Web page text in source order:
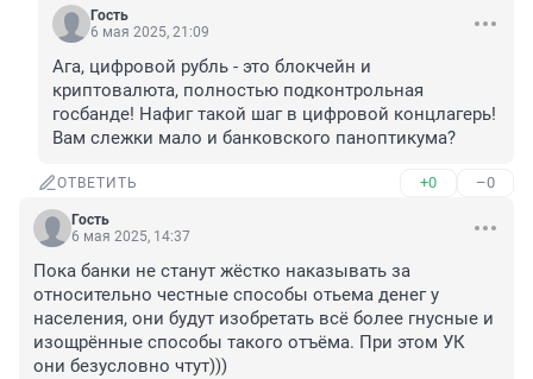
Гость
6 мая 2025, 21:09
Ага, цифровой рубль - это блокчейн и
криптовалюта, полностью подконтрольная
госбанде! Нафиг такой шаг в цифровой концлагерь!
Вам слежки мало и банковского паноптикума?
ОТВЕТИТЬ +0 –0
Гость
6 мая 2025, 14:37
Пока банки не станут жёстко наказывать за
относительно честные способы отьема денег у
населения, они будут изобретать всё более гнусные и
изощрённые способы такого отъёма. При этом УК
они безусловно чтут)))